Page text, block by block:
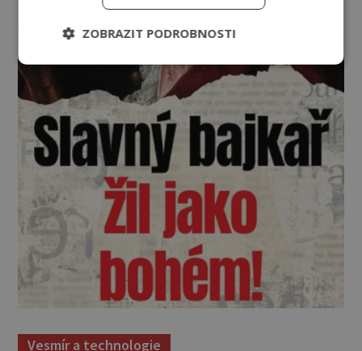
Vesmír a technologie
ZOBRAZIT PODROBNOSTI